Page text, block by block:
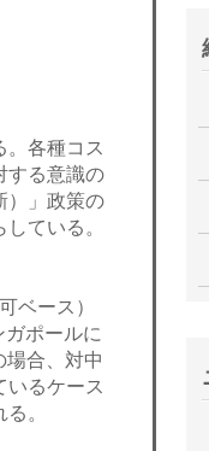
各種コス
する意識の
）」政策の
ている。
ベース）
ポールに
合、対中
るケース
。